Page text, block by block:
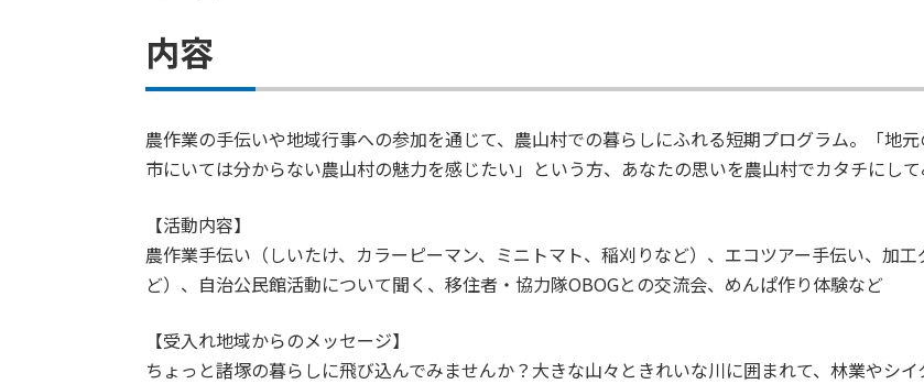
内容
農作業の手伝いや地域行事への参加を通じて、農山村での暮らしにふれる短期プログラム。「地
市にいては分からない農山村の魅力を感じたい」という方、あなたの思いを農山村でカタチにして
【活動内容】
農作業手伝い（しいたけ、カラーピーマン、ミニトマト、稲刈りなど）、エコツアー手伝い、加
ど）、自治公民館活動について聞く、移住者・協力隊OBOGとの交流会、めんぱ作り体験など
【受入れ地域からのメッセージ】
ちょっと諸塚の暮らしに飛び込んでみませんか？大きな山々ときれいな川に囲まれて、林業やシ